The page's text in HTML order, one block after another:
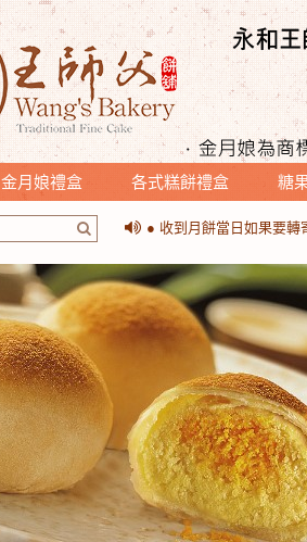
金月娘禮盒 各式糕餅禮盒 糖
＊提醒您收到月餅時，
● 收到月餅當日如果要轉
● 收到月餅當日如果要轉